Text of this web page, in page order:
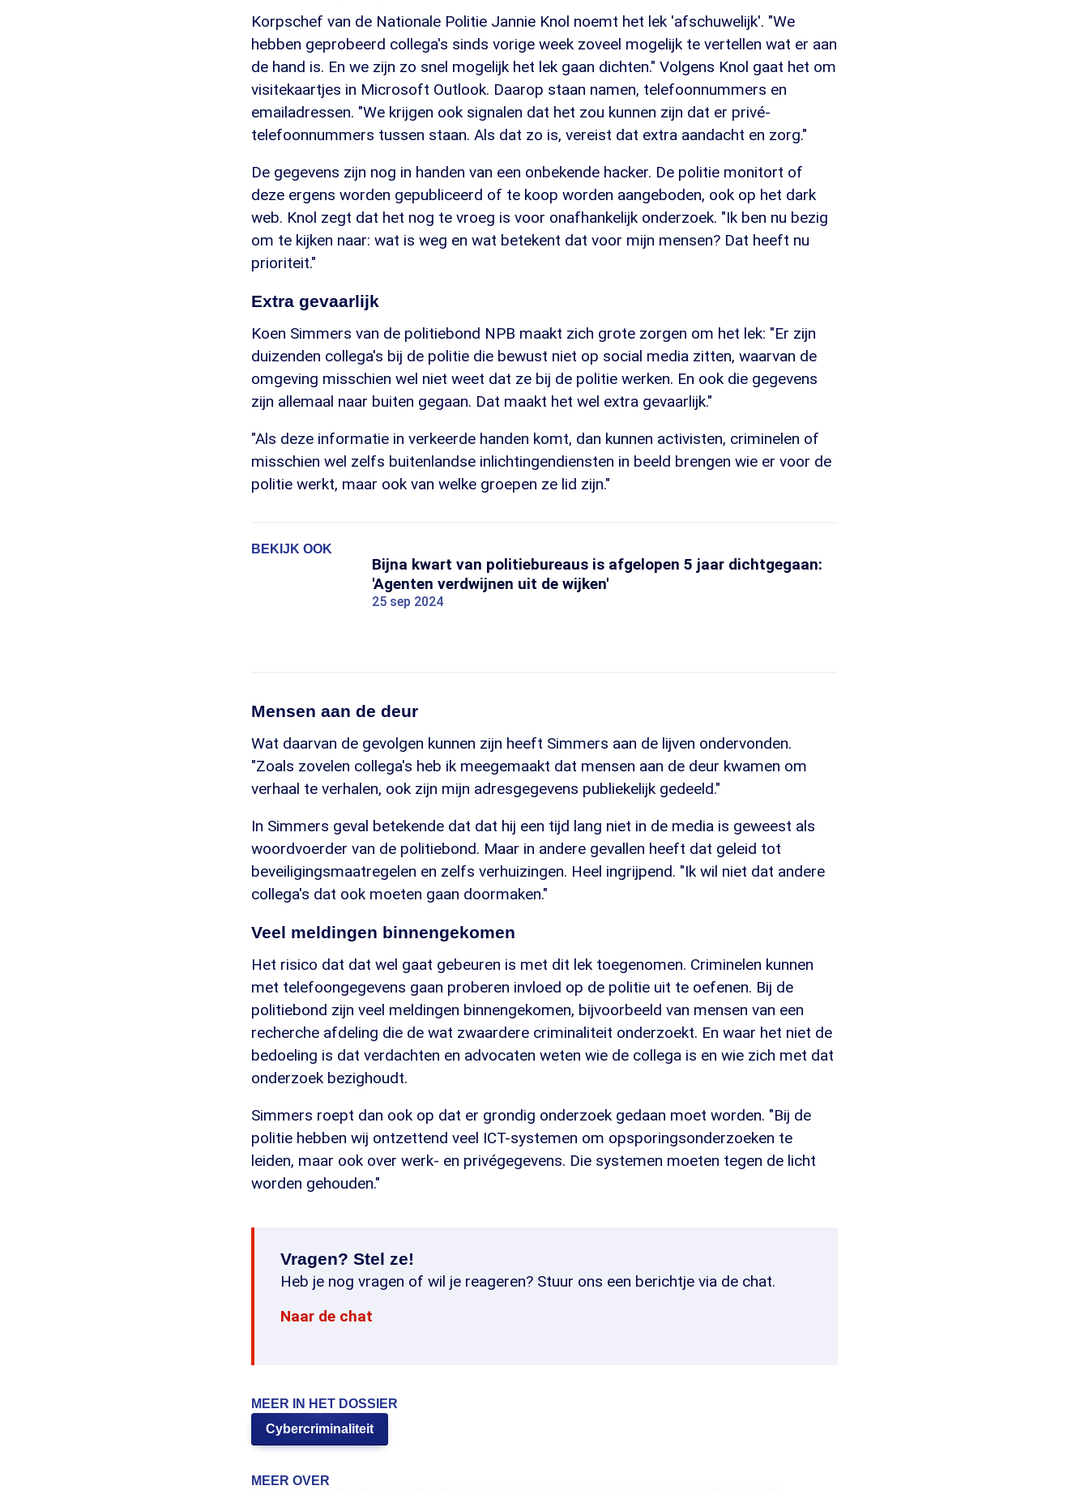
Korpschef van de Nationale Politie Jannie Knol noemt het lek 'afschuwelijk'. "We
hebben geprobeerd collega's sinds vorige week zoveel mogelijk te vertellen wat er aan
de hand is. En we zijn zo snel mogelijk het lek gaan dichten." Volgens Knol gaat het om
visitekaartjes in Microsoft Outlook. Daarop staan namen, telefoonnummers en
emailadressen. "We krijgen ook signalen dat het zou kunnen zijn dat er privé-
telefoonnummers tussen staan. Als dat zo is, vereist dat extra aandacht en zorg."
De gegevens zijn nog in handen van een onbekende hacker. De politie monitort of
deze ergens worden gepubliceerd of te koop worden aangeboden, ook op het dark
web. Knol zegt dat het nog te vroeg is voor onafhankelijk onderzoek. "Ik ben nu bezig
om te kijken naar: wat is weg en wat betekent dat voor mijn mensen? Dat heeft nu
prioriteit."
Extra gevaarlijk
Koen Simmers van de politiebond NPB maakt zich grote zorgen om het lek: "Er zijn
duizenden collega's bij de politie die bewust niet op social media zitten, waarvan de
omgeving misschien wel niet weet dat ze bij de politie werken. En ook die gegevens
zijn allemaal naar buiten gegaan. Dat maakt het wel extra gevaarlijk."
"Als deze informatie in verkeerde handen komt, dan kunnen activisten, criminelen of
misschien wel zelfs buitenlandse inlichtingendiensten in beeld brengen wie er voor de
politie werkt, maar ook van welke groepen ze lid zijn."
BEKIJK OOK
Bijna kwart van politiebureaus is afgelopen 5 jaar dichtgegaan:
'Agenten verdwijnen uit de wijken'
25 sep 2024
Mensen aan de deur
Wat daarvan de gevolgen kunnen zijn heeft Simmers aan de lijven ondervonden.
"Zoals zovelen collega's heb ik meegemaakt dat mensen aan de deur kwamen om
verhaal te verhalen, ook zijn mijn adresgegevens publiekelijk gedeeld."
In Simmers geval betekende dat dat hij een tijd lang niet in de media is geweest als
woordvoerder van de politiebond. Maar in andere gevallen heeft dat geleid tot
beveiligingsmaatregelen en zelfs verhuizingen. Heel ingrijpend. "Ik wil niet dat andere
collega's dat ook moeten gaan doormaken."
Veel meldingen binnengekomen
Het risico dat dat wel gaat gebeuren is met dit lek toegenomen. Criminelen kunnen
met telefoongegevens gaan proberen invloed op de politie uit te oefenen. Bij de
politiebond zijn veel meldingen binnengekomen, bijvoorbeeld van mensen van een
recherche afdeling die de wat zwaardere criminaliteit onderzoekt. En waar het niet de
bedoeling is dat verdachten en advocaten weten wie de collega is en wie zich met dat
onderzoek bezighoudt.
Simmers roept dan ook op dat er grondig onderzoek gedaan moet worden. "Bij de
politie hebben wij ontzettend veel ICT-systemen om opsporingsonderzoeken te
leiden, maar ook over werk- en privégegevens. Die systemen moeten tegen de licht
worden gehouden."
Vragen? Stel ze!
Heb je nog vragen of wil je reageren? Stuur ons een berichtje via de chat.
Naar de chat
MEER IN HET DOSSIER
Cybercriminaliteit
MEER OVER